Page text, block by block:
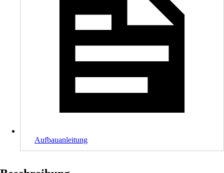
Aufbauanleitung